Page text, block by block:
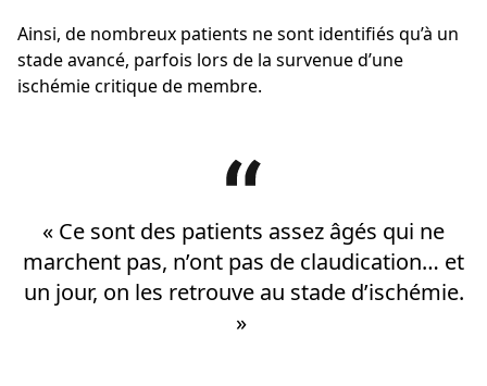
Ainsi, de nombreux patients ne sont identifiés qu’à un
stade avancé, parfois lors de la survenue d’une
ischémie critique de membre.
« Ce sont des patients assez âgés qui ne
marchent pas, n’ont pas de claudication… et
un jour, on les retrouve au stade d’ischémie.
»